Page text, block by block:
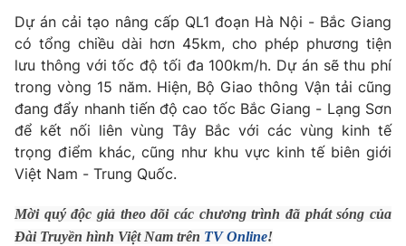
Giải sao mai
Sao
Làm đẹp
Chất lượng cuộc sống
Giáo dục
Tuyển sinh
Học trực tuyến
Công nghệ
Hitech Công nghệ tương lai
Sản phẩm
Thị trường
Tư vấn
Giao lưu trực tuyến
Lịch phát sóng
Chuyên mục khác
Dự án cải tạo nâng cấp QL1 đoạn Hà Nội - Bắc Giang
có tổng chiều dài hơn 45km, cho phép phương tiện
lưu thông với tốc độ tối đa 100km/h. Dự án sẽ thu phí
trong vòng 15 năm. Hiện, Bộ Giao thông Vận tải cũng
đang đẩy nhanh tiến độ cao tốc Bắc Giang - Lạng Sơn
để kết nối liên vùng Tây Bắc với các vùng kinh tế
trọng điểm khác, cũng như khu vực kinh tế biên giới
Việt Nam - Trung Quốc.
Mời quý độc giả theo dõi các chương trình đã phát sóng của
Đài Truyền hình Việt Nam trên TV Online!